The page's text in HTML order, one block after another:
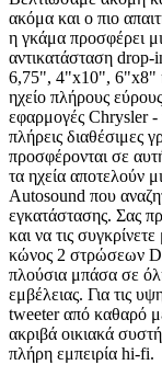
ακόμα και ο πιο
η γκάμα προσφέρει
αντικατάσταση
6,75", 4"x10", 6"x8"
ηχείο πλήρους
εφαρμογές Chrysler -
πλήρεις διαθέσιμες
προσφέρονται σε
τα ηχεία αποτελούν
Autosound που
εγκατάστασης. Σας
και να τις
κώνος 2 στρώσεων
πλούσια μπάσα σε
εμβέλειας. Για τις
tweeter από καθαρό
ακριβά οικιακά
πλήρη εμπειρία hi-fi.